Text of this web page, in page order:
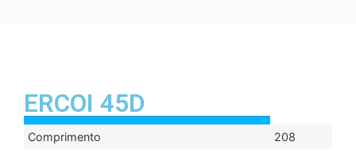
ERCOI 45D
Comprimento
208